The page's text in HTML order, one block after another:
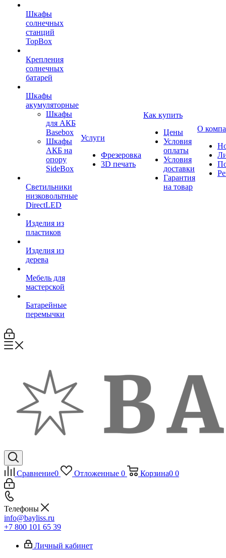
Шкафы
солнечных
станций
TopBox
Крепления
солнечных
батарей
Шкафы
акумуляторные
Шкафы
для АКБ
Basebox
Шкафы
АКБ на
опору
SideBox
Светильники
низковольтные
DirectLED
Изделия из
пластиков
Изделия из
дерева
Мебель для
мастерской
Батарейные
перемычки
Услуги
Фрезеровка
3D печать
Как купить
Цены
Условия
оплаты
Условия
доставки
Гарантия
на товар
О
Сравнение0 Отложенные 0 Корзина0 0
Телефоны
info@bayliss.ru
+7 800 101 65 39
Личный кабинет